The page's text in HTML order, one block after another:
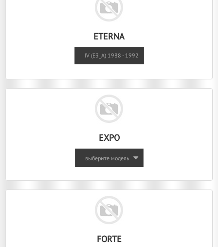
ETERNA
IV (E3_A) 1988 - 1992
EXPO
выберите модель
FORTE